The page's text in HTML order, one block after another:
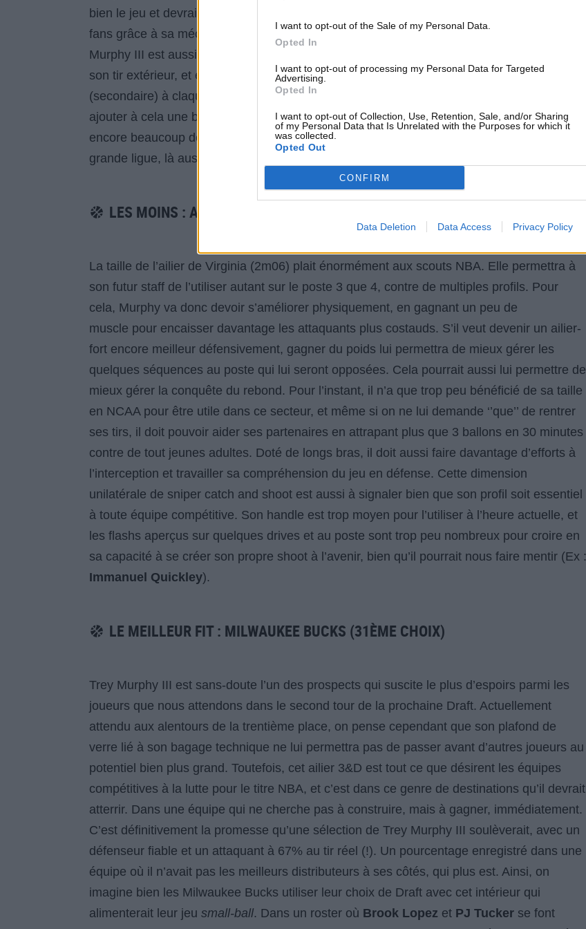
I want to opt-out of the Sale of my Personal Data.
Opted In
I want to opt-out of processing my Personal Data for Targeted
Advertising.
Opted In
I want to opt-out of Collection, Use, Retention, Sale, and/or Sharing
of my Personal Data that Is Unrelated with the Purposes for which it
was collected.
Opted Out
CONFIRM
Data Deletion Data Access Privacy Policy
bien le jeu et devrait être utilisé en ailier-fort du haut de ses 2m06, avant de faire rêver ses
fans grâce à sa mécanique et sa courbe parfaite, un modèle du genre. Au-delà de ça, Trey
Murphy III est aussi bon pour couper vers le cercle sur des défenses trop concentrées sur
son tir extérieur, et excelle également en transition grâce à sa vitesse et son potentiel
(secondaire) à claquer des dunks spectaculaires. Enfin pour que le 3&D soit parfait,
ajouter à cela une bonne dose de défense. Murphy bouge bien défensivement même s’il a
encore beaucoup de progrès à faire. Il est mobile, rapide sur ses pieds, et fiable pour la
grande ligue, là aussi dès le premier jour.
LES MOINS : ATHLÈTE EN CONSTRUCTION
La taille de l’ailier de Virginia (2m06) plait énormément aux scouts NBA. Elle permettra à
son futur staff de l’utiliser autant sur le poste 3 que 4, contre de multiples profils. Pour
cela, Murphy va donc devoir s’améliorer physiquement, en gagnant un peu de
muscle pour encaisser davantage les attaquants plus costauds. S’il veut devenir un ailier-
fort encore meilleur défensivement, gagner du poids lui permettra de mieux gérer les
quelques séquences au poste qui lui seront opposées. Cela pourrait aussi lui permettre de
mieux gérer la conquête du rebond. Pour l’instant, il n’a que trop peu bénéficié de sa taille
en NCAA pour être utile dans ce secteur, et même si on ne lui demande ‘’que’’ de rentrer
ses tirs, il doit pouvoir aider ses partenaires en attrapant plus que 3 ballons en 30 minutes
contre de tout jeunes adultes. Doté de longs bras, il doit aussi faire davantage d’efforts à
l’interception et travailler sa compréhension du jeu en défense. Cette dimension
unilatérale de sniper catch and shoot est aussi à signaler bien que son profil soit essentiel
à toute équipe compétitive. Son handle est trop moyen pour l’utiliser à l’heure actuelle, et
les flashs aperçus sur quelques drives et au poste sont trop peu nombreux pour croire en
sa capacité à se créer son propre shoot à l’avenir, bien qu’il pourrait nous faire mentir (Ex :
Immanuel Quickley).
LE MEILLEUR FIT : MILWAUKEE BUCKS (31ÈME CHOIX)
Trey Murphy III est sans-doute l’un des prospects qui suscite le plus d’espoirs parmi les
joueurs que nous attendons dans le second tour de la prochaine Draft. Actuellement
attendu aux alentours de la trentième place, on pense cependant que son plafond de
verre lié à son bagage technique ne lui permettra pas de passer avant d’autres joueurs au
potentiel bien plus grand. Toutefois, cet ailier 3&D est tout ce que désirent les équipes
compétitives à la lutte pour le titre NBA, et c’est dans ce genre de destinations qu’il devrait
atterrir. Dans une équipe qui ne cherche pas à construire, mais à gagner, immédiatement.
C’est définitivement la promesse qu’une sélection de Trey Murphy III soulèverait, avec un
défenseur fiable et un attaquant à 67% au tir réel (!). Un pourcentage enregistré dans une
équipe où il n’avait pas les meilleurs distributeurs à ses côtés, qui plus est. Ainsi, on
imagine bien les Milwaukee Bucks utiliser leur choix de Draft avec cet intérieur qui
alimenterait leur jeu small-ball. Dans un roster où Brook Lopez et PJ Tucker se font